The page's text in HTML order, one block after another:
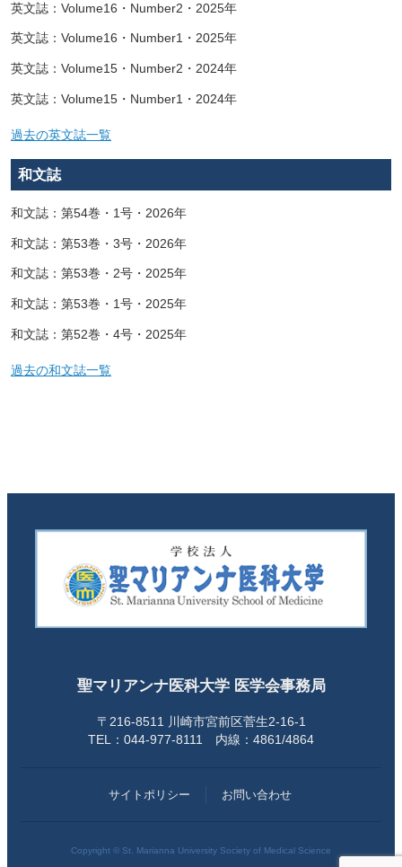
英文誌：Volume16・Number2・2025年
英文誌：Volume16・Number1・2025年
英文誌：Volume15・Number2・2024年
英文誌：Volume15・Number1・2024年
過去の英文誌一覧
和文誌
和文誌：第54巻・1号・2026年
和文誌：第53巻・3号・2026年
和文誌：第53巻・2号・2025年
和文誌：第53巻・1号・2025年
和文誌：第52巻・4号・2025年
過去の和文誌一覧
聖マリアンナ医科大学 医学会事務局
〒216-8511 川崎市宮前区菅生2-16-1
TEL：044-977-8111 内線：4861/4864
サイトポリシー お問い合わせ
Copyright © St. Marianna University Society of Medical Science